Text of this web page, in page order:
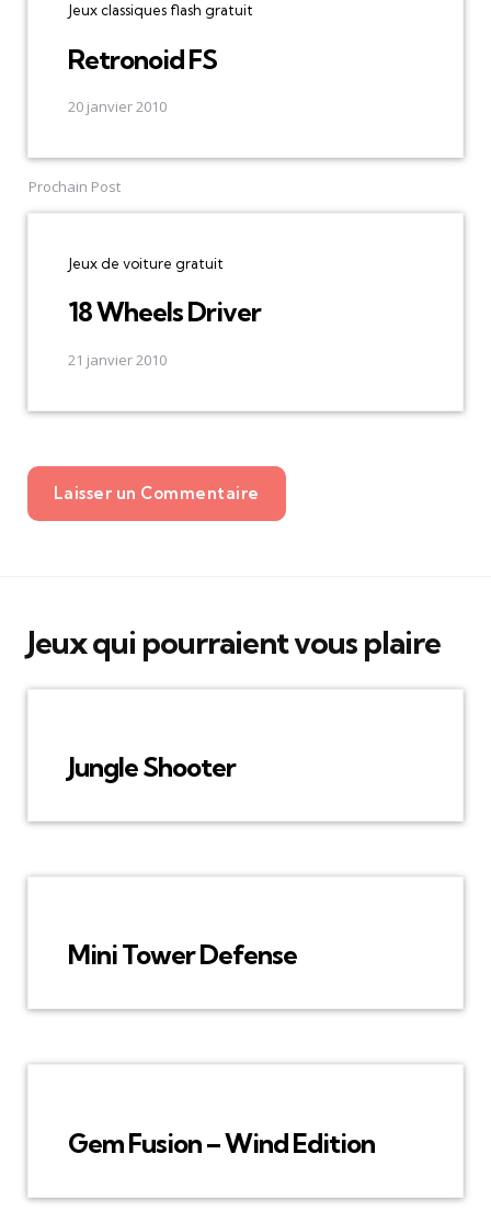
Jeux classiques flash gratuit
Retronoid FS
20 janvier 2010
Prochain Post
Jeux de voiture gratuit
18 Wheels Driver
21 janvier 2010
Laisser un Commentaire
Jeux qui pourraient vous plaire
Jungle Shooter
Mini Tower Defense
Gem Fusion – Wind Edition